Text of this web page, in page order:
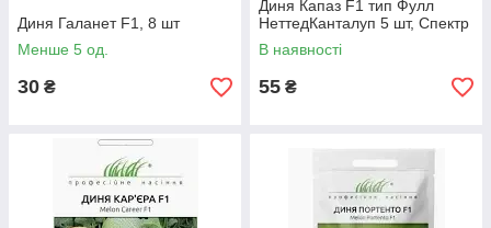
Диня Галанет F1, 8 шт
Менше 5 од.
30 ₴
Диня Капаз F1 тип Фулл
НеттедКанталуп 5 шт, Спектр
В наявності
55 ₴